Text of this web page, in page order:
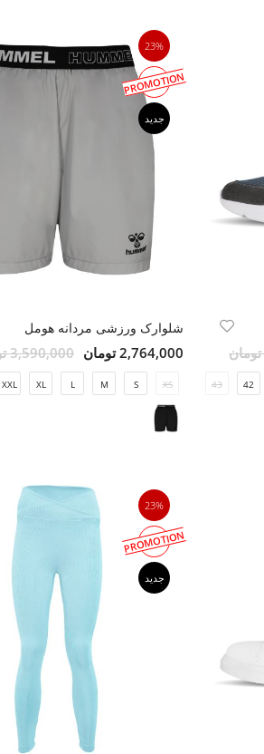
42
43
23%
PROMOTION
جدید
شلوارک ورزشی مردانه هومل
2,764,000 تومان 3,590,000 تومان
XS
S
M
L
XL
XXL
23%
PROMOTION
جدید